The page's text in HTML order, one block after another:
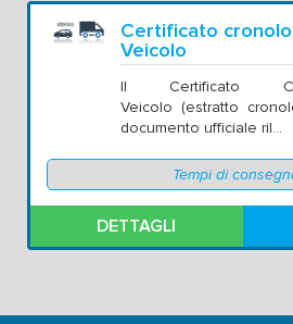
Certificato
Veicolo
Il Certificato
Veicolo (estratto
documento ufficiale ril...
Tempi di
DETTAGLI